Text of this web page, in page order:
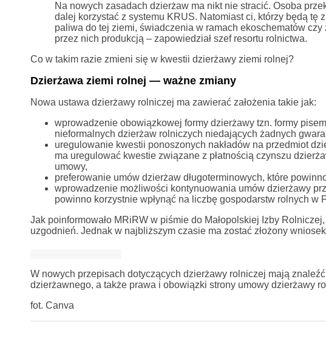
Na nowych zasadach dzierżaw ma nikt nie stracić. Osoba
dalej korzystać z systemu KRUS. Natomiast ci, którzy będą tę
paliwa do tej ziemi, świadczenia w ramach ekoschematów
przez nich produkcją – zapowiedział szef resortu rolnictwa.
Co w takim razie zmieni się w kwestii dzierżawy ziemi rolnej?
Dzierżawa ziemi rolnej — ważne zmiany
Nowa ustawa dzierżawy rolniczej ma zawierać założenia takie jak:
wprowadzenie obowiązkowej formy dzierżawy tzn. formy
nieformalnych dzierżaw rolniczych niedających żadnych
uregulowanie kwestii ponoszonych nakładów na przedmiot
ma uregulować kwestie związane z płatnością czynszu
umowy,
preferowanie umów dzierżaw długoterminowych, które
wprowadzenie możliwości kontynuowania umów dzierżawy
powinno korzystnie wpłynąć na liczbę gospodarstw rolnych w
Jak poinformowało MRiRW w piśmie do Małopolskiej Izby
uzgodnień. Jednak w najbliższym czasie ma zostać złożony
W nowych przepisach dotyczących dzierżawy rolniczej mają
dzierżawnego, a także prawa i obowiązki strony umowy dzierżawy
fot. Canva